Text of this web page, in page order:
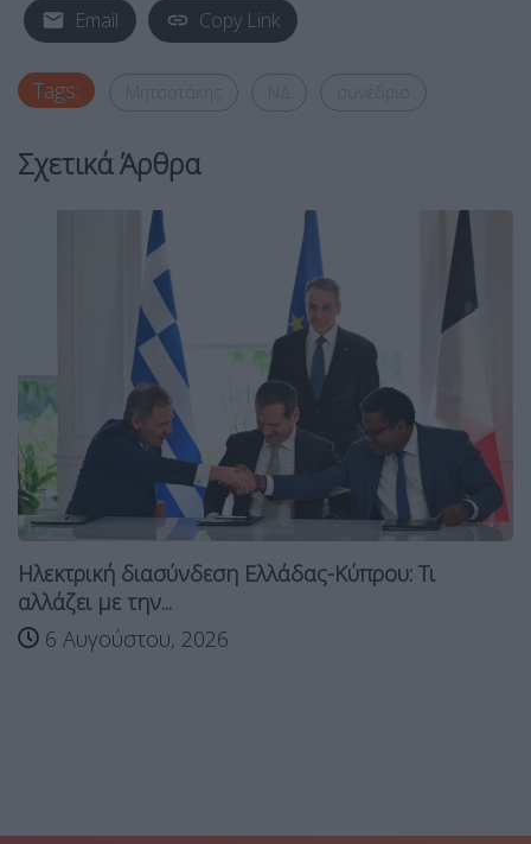
Email Copy Link
Tags:
Σχετικά Άρθρα
Ηλεκτρική διασύνδεση Ελλάδας-Κύπρου: Τι
αλλάζει με την...
6 Αυγούστου, 2026